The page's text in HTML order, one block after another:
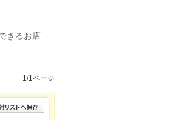
きるお店
1/1ページ